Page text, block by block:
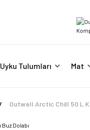
Uyku Tulumları Mat
Outwell Arctic Chill 50 L